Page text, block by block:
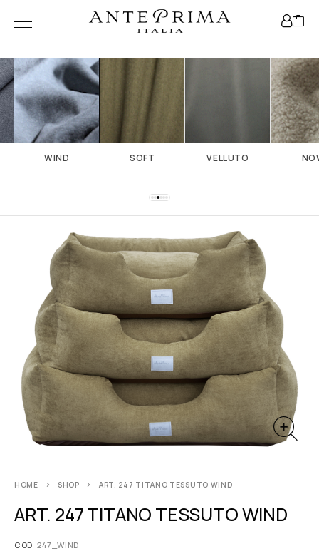
WIND SOFT VELLUTO
HOME SHOP ART. 247 TITANO TESSUTO WIND
ART. 247 TITANO TESSUTO WIND
COD:247_WIND